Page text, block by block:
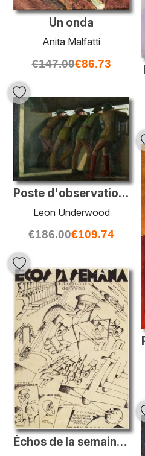
Un onda
Anita Malfatti
€147.00€86.73
Poste d'observation en béton, mont Kemmel
Leon Underwood
€186.00€109.74
Échos de la semaine - à Paris